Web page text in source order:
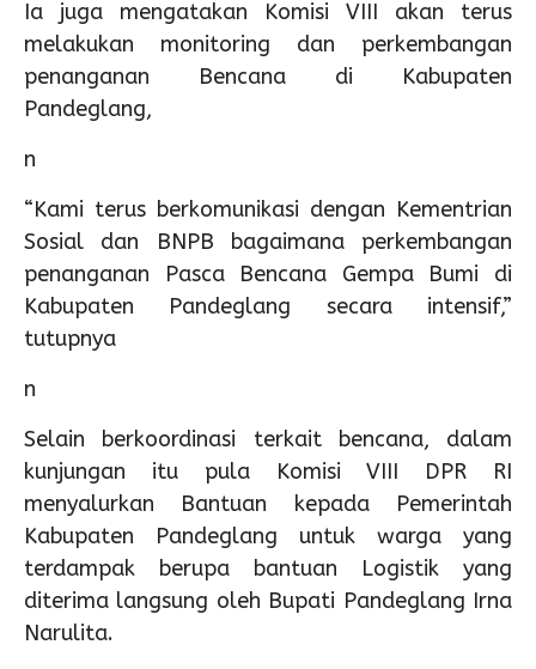
Ia juga mengatakan Komisi VIII akan terus
melakukan monitoring dan perkembangan
penanganan Bencana di Kabupaten
Pandeglang,
n
“Kami terus berkomunikasi dengan Kementrian
Sosial dan BNPB bagaimana perkembangan
penanganan Pasca Bencana Gempa Bumi di
Kabupaten Pandeglang secara intensif,”
tutupnya
n
Selain berkoordinasi terkait bencana, dalam
kunjungan itu pula Komisi VIII DPR RI
menyalurkan Bantuan kepada Pemerintah
Kabupaten Pandeglang untuk warga yang
terdampak berupa bantuan Logistik yang
diterima langsung oleh Bupati Pandeglang Irna
Narulita.